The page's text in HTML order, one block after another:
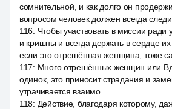
сомнительной, и как долго он
вопросом человек должен всегда
116: Чтобы участвовать в миссии ради
и кришны и всегда держать в сердце
если это отрешённая женщина, тоже
117: Много отрешённых женщин или
одинок, это приносит страдания и
утрачивается взаимо.
118: Действие, благодаря которому,